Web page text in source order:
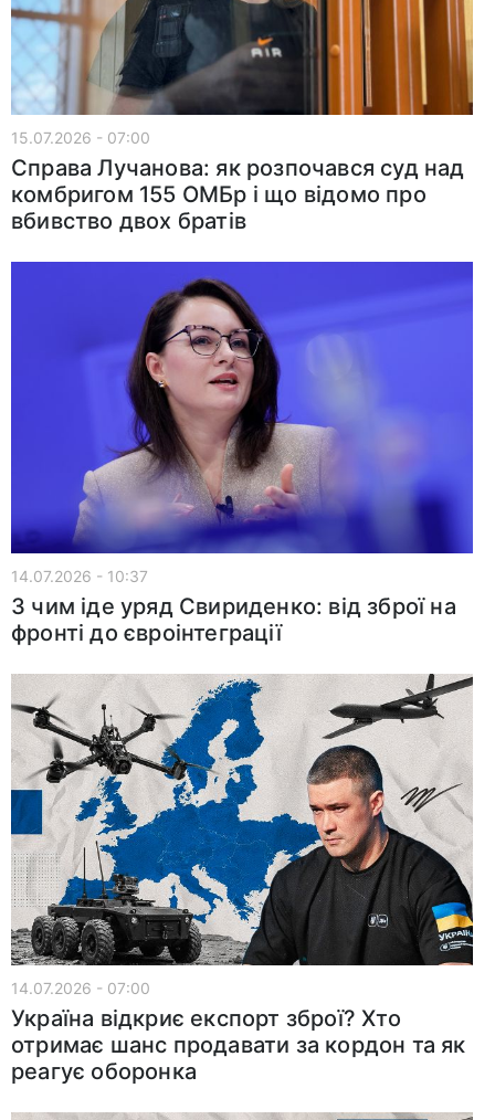
15.07.2026 - 07:00
Справа Лучанова: як розпочався суд над
комбригом 155 ОМБр і що відомо про
вбивство двох братів
14.07.2026 - 10:37
З чим іде уряд Свириденко: від зброї на
фронті до євроінтеграції
14.07.2026 - 07:00
Україна відкриє експорт зброї? Хто
отримає шанс продавати за кордон та як
реагує оборонка